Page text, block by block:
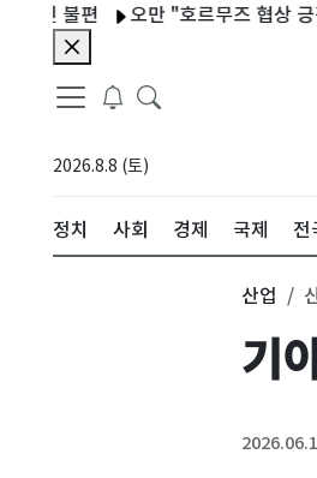
오만 "호르무즈 협상 긍정적
2026.8.8 (토)
정치 사회 경제 국제 전
산업
기